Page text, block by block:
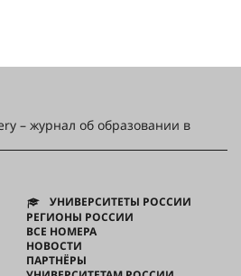
– журнал об образовании в
УНИВЕРСИТЕТЫ РОССИИ
РЕГИОНЫ РОССИИ
ВСЕ НОМЕРА
НОВОСТИ
ПАРТНЁРЫ